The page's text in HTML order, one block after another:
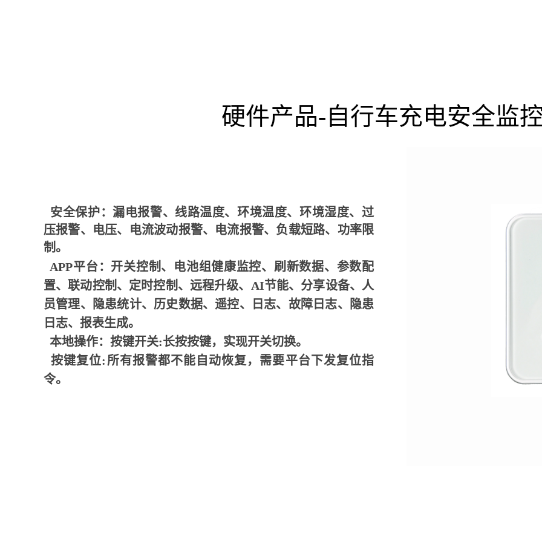
硬件产品-自行车充电安全监
安全保护：漏电报警、线路温度、环境温度、环境湿度、过
压报警、电压、电流波动报警、电流报警、负载短路、功率限
制。
APP平台：开关控制、电池组健康监控、刷新数据、参数配
置、联动控制、定时控制、远程升级、AI节能、分享设备、人
员管理、隐患统计、历史数据、遥控、日志、故障日志、隐患
日志、报表生成。
本地操作：按键开关:长按按键，实现开关切换。
按键复位:所有报警都不能自动恢复，需要平台下发复位指
令。